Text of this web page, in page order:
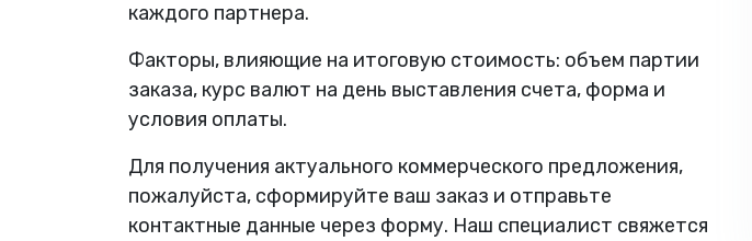
каждого партнера.
Факторы, влияющие на итоговую стоимость: объем партии
заказа, курс валют на день выставления счета, форма и
условия оплаты.
Для получения актуального коммерческого предложения,
пожалуйста, сформируйте ваш заказ и отправьте
контактные данные через форму. Наш специалист свяжется